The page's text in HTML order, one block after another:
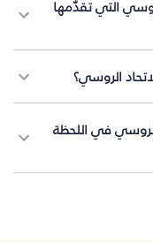
التي تقدّمها
الروسي؟
في اللحظة